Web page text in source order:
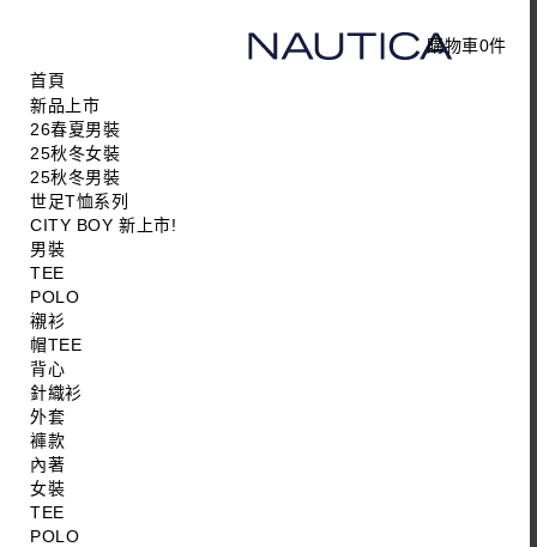
購物車0件
首頁
新品上市
26春夏男裝
25秋冬女裝
25秋冬男裝
世足T恤系列
CITY BOY 新上市!
男裝
TEE
POLO
襯衫
帽TEE
背心
針織衫
外套
褲款
內著
女裝
TEE
POLO